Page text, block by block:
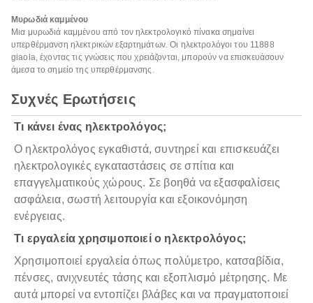
Μυρωδιά καμμένου
Μια μυρωδιά καμμένου από τον ηλεκτρολογικό πίνακα σημαίνει
υπερθέρμανση ηλεκτρικών εξαρτημάτων. Οι ηλεκτρολόγοι του 11888
giaola, έχοντας τις γνώσεις που χρειάζονται, μπορούν να επισκευάσουν
άμεσα το σημείο της υπερθέρμανσης.
Συχνές Ερωτήσεις
Τι κάνει ένας ηλεκτρολόγος;
Ο ηλεκτρολόγος εγκαθιστά, συντηρεί και επισκευάζει
ηλεκτρολογικές εγκαταστάσεις σε σπίτια και
επαγγελματικούς χώρους. Σε βοηθά να εξασφαλίσεις
ασφάλεια, σωστή λειτουργία και εξοικονόμηση
ενέργειας.
Τι εργαλεία χρησιμοποιεί ο ηλεκτρολόγος;
Χρησιμοποιεί εργαλεία όπως πολύμετρο, κατσαβίδια,
πένσες, ανιχνευτές τάσης και εξοπλισμό μέτρησης. Με
αυτά μπορεί να εντοπίζει βλάβες και να πραγματοποιεί